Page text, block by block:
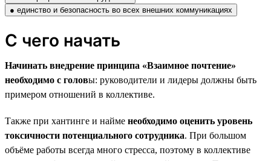
● единство и безопасность во всех внешних коммуникациях
С чего начать
Начинать внедрение принципа «Взаимное почтение»
необходимо с головы: руководители и лидеры должны быть
примером отношений в коллективе.
Также при хантинге и найме необходимо оценить уровень
токсичности потенциального сотрудника. При большом
объёме работы всегда много стресса, поэтому в коллективе